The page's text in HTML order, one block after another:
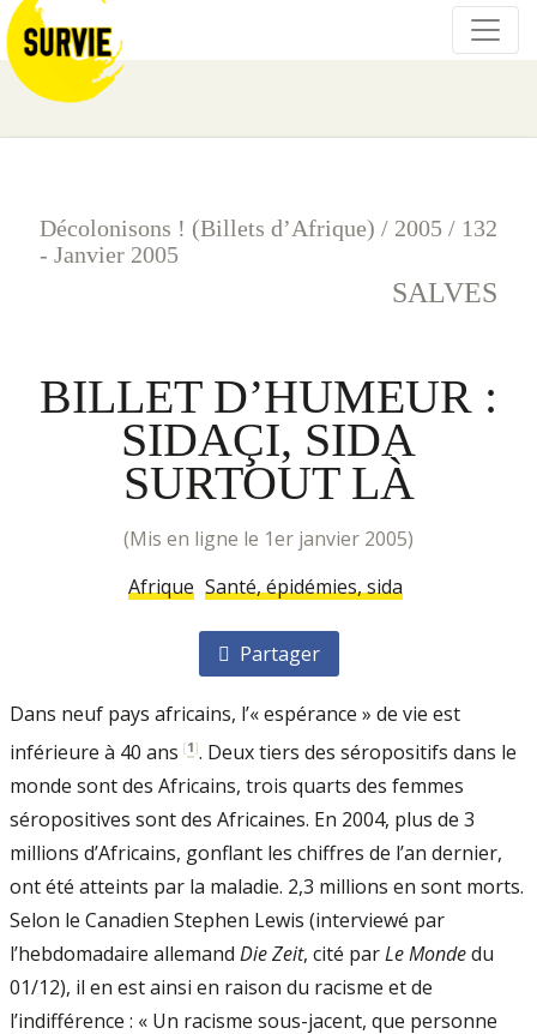
Décolonisons ! (Billets d’Afrique) / 2005 / 132
- Janvier 2005
SALVES
BILLET D’HUMEUR :
SIDAÇI, SIDA
SURTOUT LÀ
(mis en ligne le 1er janvier 2005)
Afrique Santé, épidémies, sida
Partager
Dans neuf pays africains, l’« espérance » de vie est
inférieure à 40 ans [1]. Deux tiers des séropositifs dans le
monde sont des Africains, trois quarts des femmes
séropositives sont des Africaines. En 2004, plus de 3
millions d’Africains, gonflant les chiffres de l’an dernier,
ont été atteints par la maladie. 2,3 millions en sont morts.
Selon le Canadien Stephen Lewis (interviewé par
l’hebdomadaire allemand Die Zeit, cité parLe Mondedu
01/12), il en est ainsi en raison du racisme et de
l’indifférence : « Un racisme sous-jacent, que personne